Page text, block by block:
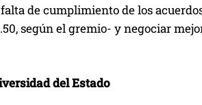
de cumplimiento de los
según el gremio- y negociar
del Estado